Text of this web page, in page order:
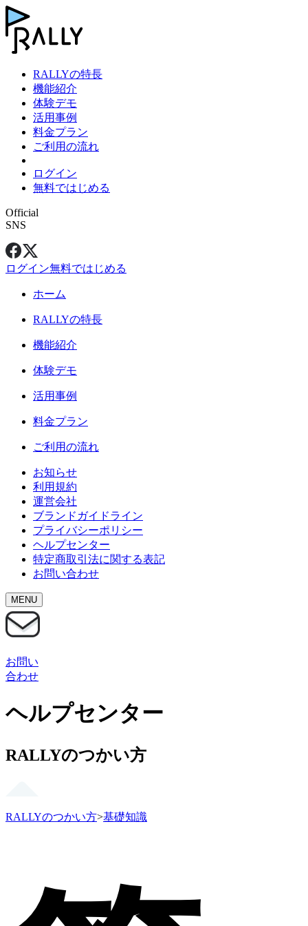
RALLYの特長
機能紹介
体験デモ
活用事例
料金プラン
ご利用の流れ
ログイン
無料ではじめる
Official
SNS
ログイン無料ではじめる
ホーム
RALLYの特長
機能紹介
体験デモ
活用事例
料金プラン
ご利用の流れ
お知らせ
利用規約
運営会社
ブランドガイドライン
プライバシーポリシー
ヘルプセンター
特定商取引法に関する表記
お問い合わせ
MENU
お問い
合わせ
ヘルプセンター
RALLYのつかい方
RALLYのつかい方>基礎知識